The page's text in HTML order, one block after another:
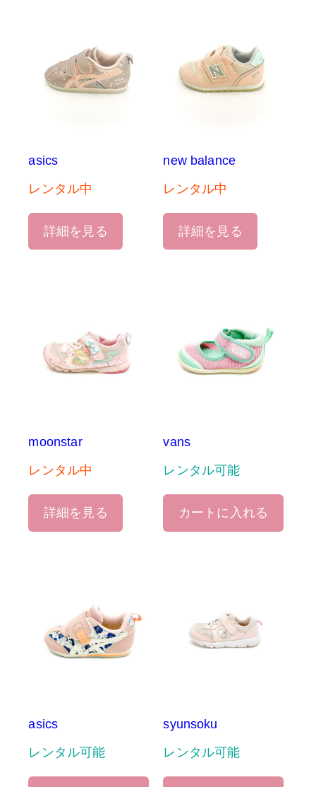
asics
レンタル中
詳細を見る
new balance
レンタル中
詳細を見る
moonstar
レンタル中
詳細を見る
vans
レンタル可能
カートに入れる
asics
レンタル可能
syunsoku
レンタル可能